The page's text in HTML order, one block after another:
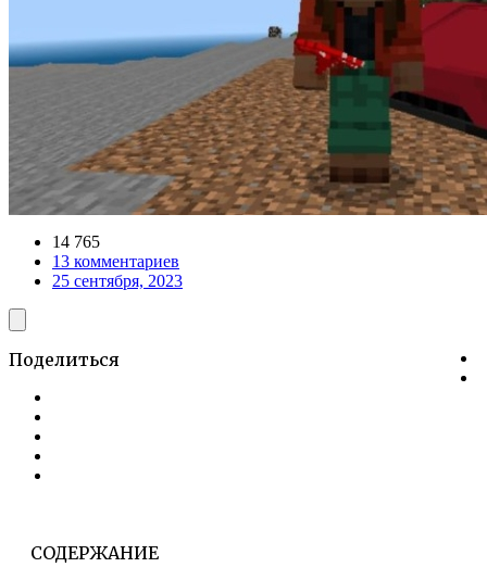
14 765
13 комментариев
25 сентября, 2023
СОДЕРЖАНИЕ